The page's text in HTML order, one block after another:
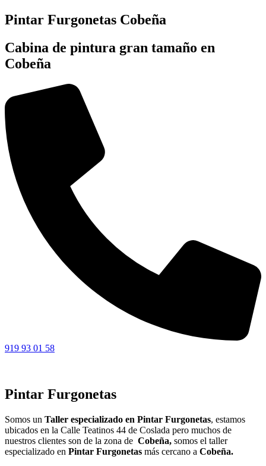
Pintar Furgonetas Cobeña
Cabina de pintura gran tamaño en
Cobeña
919 93 01 58
Pintar Furgonetas
Somos un Taller especializado en Pintar Furgonetas, estamos
ubicados en la Calle Teatinos 44 de Coslada pero muchos de
nuestros clientes son de la zona de Cobeña, somos el taller
especializado en Pintar Furgonetas más cercano a Cobeña.